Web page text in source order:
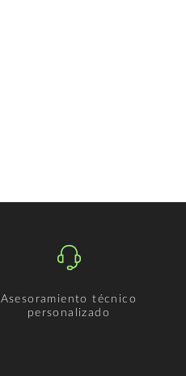
Asesoramiento técnico
personalizado